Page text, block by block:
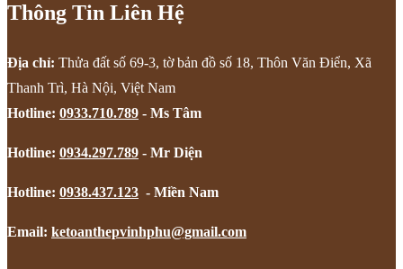
Thông Tin Liên Hệ
Địa chỉ: Thửa đất số 69-3, tờ bản đồ số 18, Thôn Văn Điển, Xã
Thanh Trì, Hà Nội, Việt Nam
Hotline: 0933.710.789 - Ms Tâm
Hotline: 0934.297.789 - Mr Diện
Hotline: 0938.437.123 - Miền Nam
Email: ketoanthepvinhphu@gmail.com